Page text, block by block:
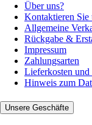
Über uns?
Kontaktieren Sie
Allgemeine
Rückgabe &
Impressum
Zahlungsarten
Lieferkosten und
Hinweis zum
Unsere Geschäfte